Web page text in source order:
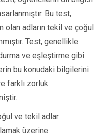
Bu test,
olan adların tekil ve çoğul
Test, genellikle
ve eşleştirme gibi
bu konudaki bilgilerini
farklı zorluk
ve tekil adlar
üzerine